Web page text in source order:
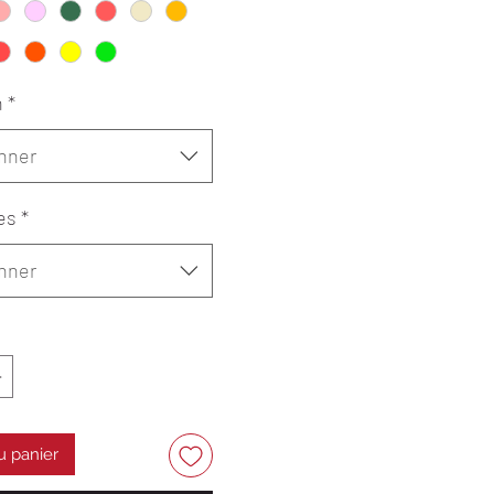
*
*
panier